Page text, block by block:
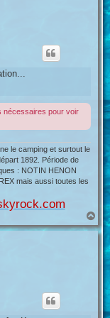
nécessaires pour voir
le camping et surtout le
1892. Période de
: NOTIN HENON
mais aussi toutes les
a
u